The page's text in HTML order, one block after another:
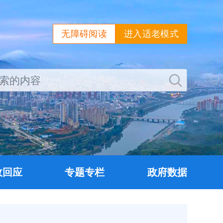
进入适老模式
无障碍阅读
回应 专题专栏 政府数据